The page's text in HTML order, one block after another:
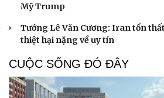
Mỹ Trump
Tướng Lê Văn Cương: Iran tổn
thiệt hại nặng về uy tín
CUỘC SỐNG ĐÓ ĐÂY